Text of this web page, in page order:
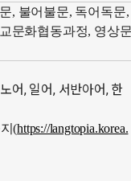
, 불어불문, 독어독문
문화협동과정, 영상
노어, 일어, 서반아어, 한
(https://langtopia.korea.